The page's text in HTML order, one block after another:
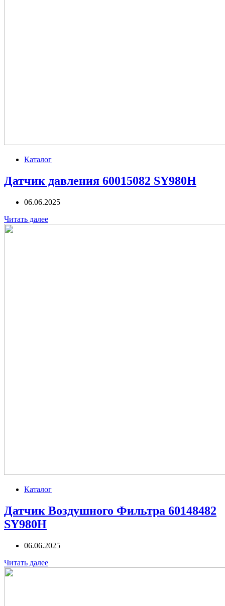
Каталог
Датчик давления 60015082 SY980H
06.06.2025
Читать далее
Каталог
Датчик Воздушного Фильтра 60148482
SY980H
06.06.2025
Читать далее